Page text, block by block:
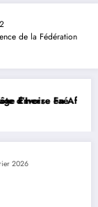
de la Fédération
Diplomatie
2026